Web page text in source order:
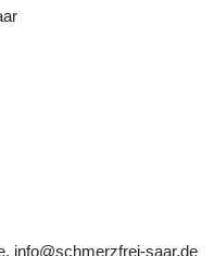
info@schmerzfrei-saar.de